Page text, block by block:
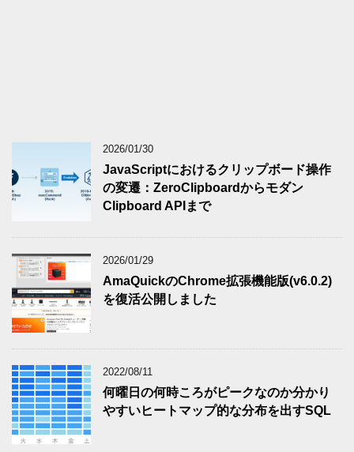
2026/01/30
JavaScriptにおけるクリップボード操作
の変遷：ZeroClipboardからモダン
Clipboard APIまで
2026/01/29
AmaQuickのChrome拡張機能版(v6.0.2)
を復活公開しました
2022/08/11
何曜日の何時ころがピークなのか分かり
やすいヒートマップ的な分布を出すSQL